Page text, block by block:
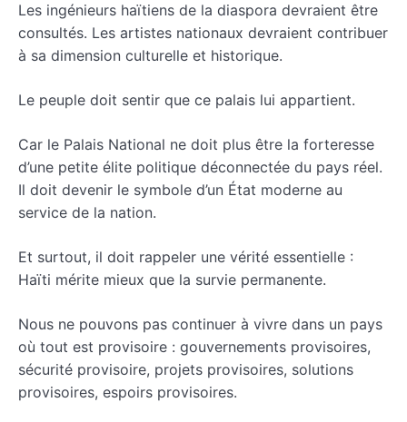
Les ingénieurs haïtiens de la diaspora devraient être
consultés. Les artistes nationaux devraient contribuer
à sa dimension culturelle et historique.
Le peuple doit sentir que ce palais lui appartient.
Car le Palais National ne doit plus être la forteresse
d’une petite élite politique déconnectée du pays réel.
Il doit devenir le symbole d’un État moderne au
service de la nation.
Et surtout, il doit rappeler une vérité essentielle :
Haïti mérite mieux que la survie permanente.
Nous ne pouvons pas continuer à vivre dans un pays
où tout est provisoire : gouvernements provisoires,
sécurité provisoire, projets provisoires, solutions
provisoires, espoirs provisoires.